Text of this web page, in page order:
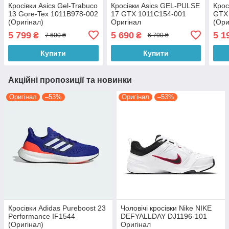
Кросівки Asics Gel-Trabuco
13 Gore-Tex 1011B978-002
(Оригінал)
5 799 ₴ 7 600 ₴
Купити
Кросівки Asics GEL-PULSE
17 GTX 1011C154-001
Оригінал
5 690₴ 6 790 ₴
Купити
5
Акційні пропозиції та новинки
Оригінал –53%
Кросівки Adidas Pureboost 23
Performance IF1544
(Оригінал)
Оригінал –53%
Чоловічі кросівки Nike NIKE
DEFYALLDAY DJ1196-101
Оригінал